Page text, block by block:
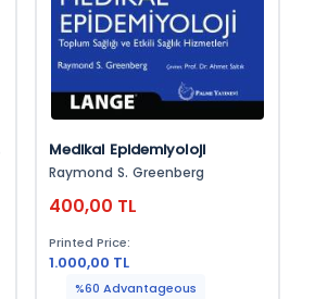
Medikal Epidemiyoloji
Raymond S. Greenberg
400,00 TL
Printed Price:
1.000,00 TL
%60 Advantageous